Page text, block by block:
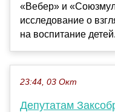
«Вебер» и
исследование о
на воспитание
23:44, 03 Окт
Депутатам